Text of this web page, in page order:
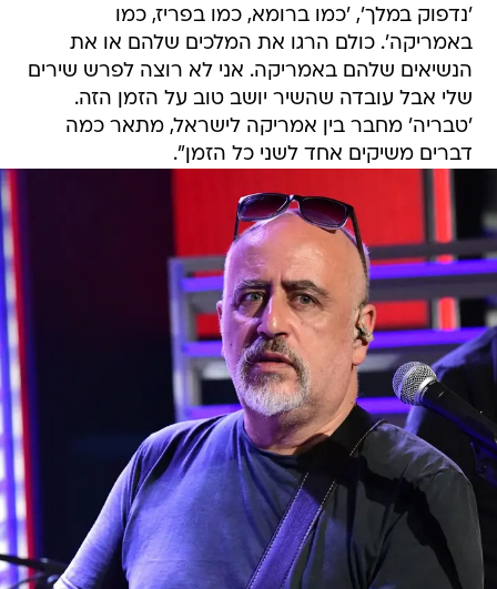
'נדפוק במלך', 'כמו ברומא, כמו בפריז, כמו
באמריקה'. כולם הרגו את המלכים שלהם או את
הנשיאים שלהם באמריקה. אני לא רוצה לפרש שירים
שלי אבל עובדה שהשיר יושב טוב על הזמן הזה.
'טבריה' מחבר בין אמריקה לישראל, מתאר כמה
דברים משיקים אחד לשני כל הזמן".